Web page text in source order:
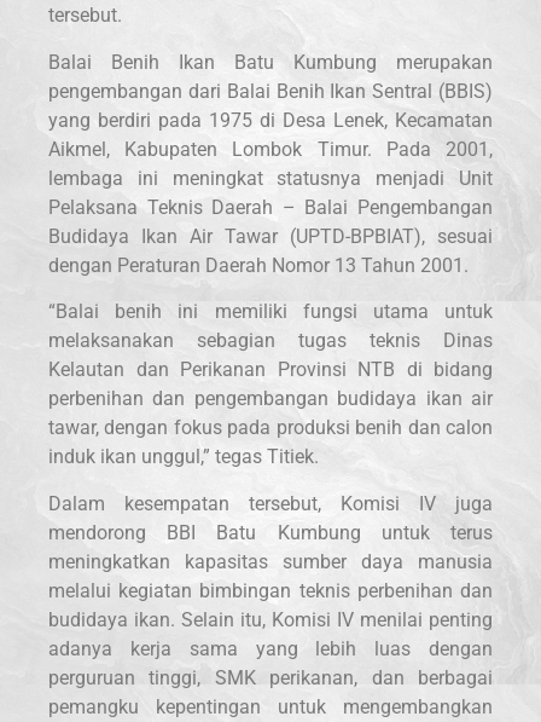
tersebut.
Balai Benih Ikan Batu Kumbung merupakan
pengembangan dari Balai Benih Ikan Sentral (BBIS)
yang berdiri pada 1975 di Desa Lenek, Kecamatan
Aikmel, Kabupaten Lombok Timur. Pada 2001,
lembaga ini meningkat statusnya menjadi Unit
Pelaksana Teknis Daerah – Balai Pengembangan
Budidaya Ikan Air Tawar (UPTD-BPBIAT), sesuai
dengan Peraturan Daerah Nomor 13 Tahun 2001.
“Balai benih ini memiliki fungsi utama untuk
melaksanakan sebagian tugas teknis Dinas
Kelautan dan Perikanan Provinsi NTB di bidang
perbenihan dan pengembangan budidaya ikan air
tawar, dengan fokus pada produksi benih dan calon
induk ikan unggul,” tegas Titiek.
Dalam kesempatan tersebut, Komisi IV juga
mendorong BBI Batu Kumbung untuk terus
meningkatkan kapasitas sumber daya manusia
melalui kegiatan bimbingan teknis perbenihan dan
budidaya ikan. Selain itu, Komisi IV menilai penting
adanya kerja sama yang lebih luas dengan
perguruan tinggi, SMK perikanan, dan berbagai
pemangku kepentingan untuk mengembangkan